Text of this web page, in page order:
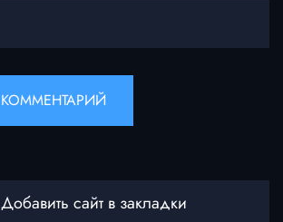
Добавить сайт в закладки